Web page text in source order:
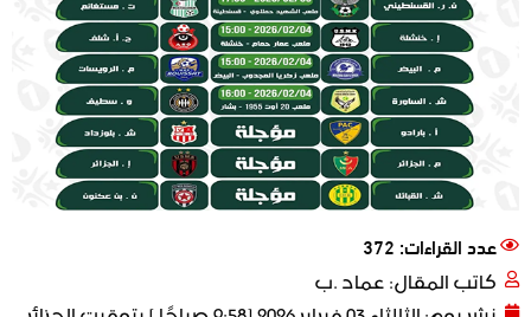
عدد القراءات: 372
كاتب المقال:عماد .ب